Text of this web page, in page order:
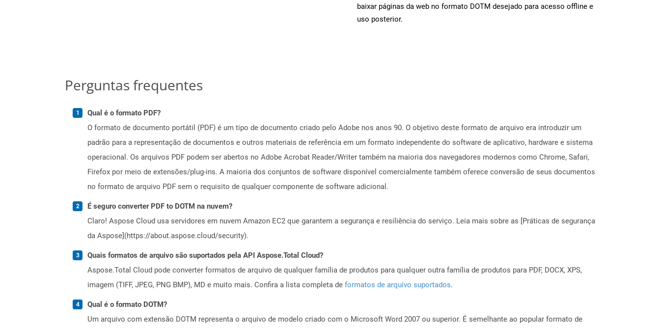
baixar páginas da web no formato DOTM desejado para acesso offline e
uso posterior.
Perguntas frequentes
Qual é o formato PDF?
O formato de documento portátil (PDF) é um tipo de documento criado pelo Adobe nos anos 90. O objetivo deste formato de arquivo era introduzir um
padrão para a representação de documentos e outros materiais de referência em um formato independente do software de aplicativo, hardware e sistema
operacional. Os arquivos PDF podem ser abertos no Adobe Acrobat Reader/Writer também na maioria dos navegadores modernos como Chrome, Safari,
Firefox por meio de extensões/plug-ins. A maioria dos conjuntos de software disponível comercialmente também oferece conversão de seus documentos
no formato de arquivo PDF sem o requisito de qualquer componente de software adicional.
É seguro converter PDF to DOTM na nuvem?
Claro! Aspose Cloud usa servidores em nuvem Amazon EC2 que garantem a segurança e resiliência do serviço. Leia mais sobre as [Práticas de segurança
da Aspose](https://about.aspose.cloud/security).
Quais formatos de arquivo são suportados pela API Aspose.Total Cloud?
Aspose.Total Cloud pode converter formatos de arquivo de qualquer família de produtos para qualquer outra família de produtos para PDF, DOCX, XPS,
imagem (TIFF, JPEG, PNG BMP), MD e muito mais. Confira a lista completa de formatos de arquivo suportados.
Qual é o formato DOTM?
Um arquivo com extensão DOTM representa o arquivo de modelo criado com o Microsoft Word 2007 ou superior. É semelhante ao popular formato de